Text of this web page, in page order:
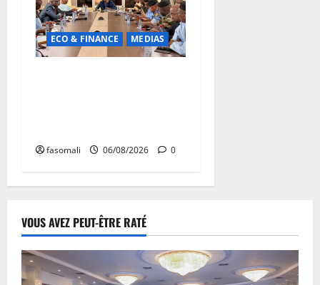
ECO & FINANCE MEDIAS
fasomali 06/08/2026 0
VOUS AVEZ PEUT-ÊTRE RATÉ